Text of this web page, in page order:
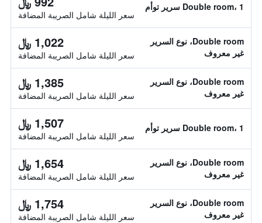
Double room، 1 سرير توأم
سعر الليلة شامل الصريبة المضافة
Double room، نوع السرير
غير معروف
1,022 ﷼
سعر الليلة شامل الصريبة المضافة
Double room، نوع السرير
غير معروف
1,385 ﷼
سعر الليلة شامل الصريبة المضافة
Double room، 1 سرير توأم 1,507 ﷼
سعر الليلة شامل الصريبة المضافة
Double room، نوع السرير
غير معروف
1,654 ﷼
سعر الليلة شامل الصريبة المضافة
Double room، نوع السرير
غير معروف
1,754 ﷼
سعر الليلة شامل الصريبة المضافة